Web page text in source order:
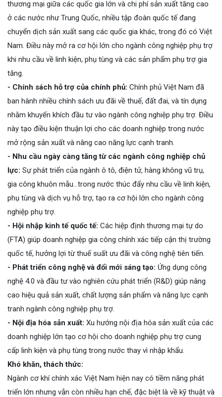
thương mại giữa các quốc gia lớn và chi phí sản xuất tăng cao
ở các nước như Trung Quốc, nhiều tập đoàn quốc tế đang
chuyển dịch sản xuất sang các quốc gia khác, trong đó có Việt
Nam. Điều này mở ra cơ hội lớn cho ngành công nghiệp phụ trợ
khi nhu cầu về linh kiện, phụ tùng và các sản phẩm phụ trợ gia
tăng.
- Chính sách hỗ trợ của chính phủ: Chính phủ Việt Nam đã
ban hành nhiều chính sách ưu đãi về thuế, đất đai, và tín dụng
nhằm khuyến khích đầu tư vào ngành công nghiệp phụ trợ. Điều
này tạo điều kiện thuận lợi cho các doanh nghiệp trong nước
mở rộng sản xuất và nâng cao năng lực cạnh tranh.
- Nhu cầu ngày càng tăng từ các ngành công nghiệp chủ
lực: Sự phát triển của ngành ô tô, điện tử, hàng không vũ trụ,
gia công khuôn mẫu…trong nước thúc đẩy nhu cầu về linh kiện,
phụ tùng và dịch vụ hỗ trợ, tạo ra cơ hội lớn cho ngành công
nghiệp phụ trợ.
- Hội nhập kinh tế quốc tế: Các hiệp định thương mại tự do
(FTA) giúp doanh nghiệp gia công chính xác tiếp cận thị trường
quốc tế, hưởng lợi từ thuế suất ưu đãi và công nghệ tiên tiến.
- Phát triển công nghệ và đổi mới sáng tạo: Ứng dụng công
nghệ 4.0 và đầu tư vào nghiên cứu phát triển (R&D) giúp nâng
cao hiệu quả sản xuất, chất lượng sản phẩm và năng lực cạnh
tranh ngành công nghiệp phụ trợ.
- Nội địa hóa sản xuất: Xu hướng nội địa hóa sản xuất của các
doanh nghiệp lớn tạo cơ hội cho doanh nghiệp phụ trợ cung
cấp linh kiện và phụ tùng trong nước thay vì nhập khẩu.
Khó khăn, thách thức:
Ngành cơ khí chính xác Việt Nam hiện nay có tiềm năng phát
triển lớn nhưng vẫn còn nhiều hạn chế, đặc biệt là về kỹ thuật và